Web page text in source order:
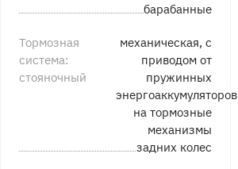
барабанные
Тормозная
система:
стояночный
механическая, с
приводом от
пружинных
энергоаккумуляторов
на тормозные
механизмы
задних колес